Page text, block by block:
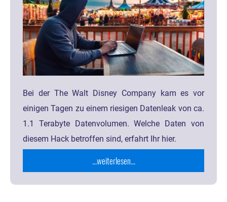
Bei der The Walt Disney Company kam es vor
einigen Tagen zu einem riesigen Datenleak von ca.
1.1 Terabyte Datenvolumen. Welche Daten von
diesem Hack betroffen sind, erfahrt Ihr hier.
...weiterlesen...